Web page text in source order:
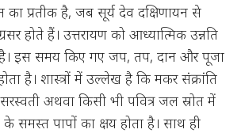
प्रतीक है, जब सूर्य देव दक्षिणायन से
होते हैं। उत्तरायण को आध्यात्मिक उन्नति
इस समय किए गए जप, तप, दान और पूजा
है। शास्त्रों में उल्लेख है कि मकर संक्रांति
अथवा किसी भी पवित्र जल स्रोत में
समस्त पापों का क्षय होता है। साथ ही